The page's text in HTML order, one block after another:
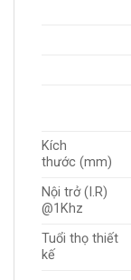
Kích
thước (mm)
Nội trở (I.R)
@1Khz
Tuổi thọ thiết
kế